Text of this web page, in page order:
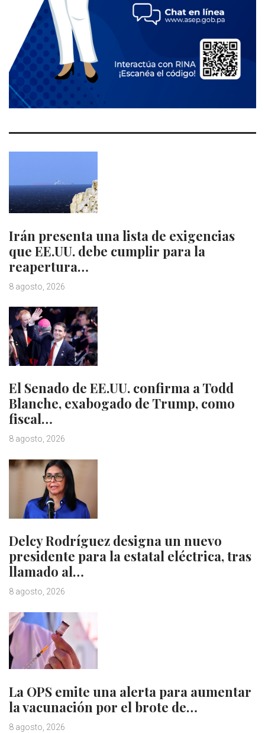
Irán presenta una lista de exigencias
que EE.UU. debe cumplir para la
reapertura…
8 agosto, 2026
El Senado de EE.UU. confirma a Todd
Blanche, exabogado de Trump, como
fiscal…
8 agosto, 2026
Delcy Rodríguez designa un nuevo
presidente para la estatal eléctrica, tras
llamado al…
8 agosto, 2026
La OPS emite una alerta para aumentar
la vacunación por el brote de…
8 agosto, 2026